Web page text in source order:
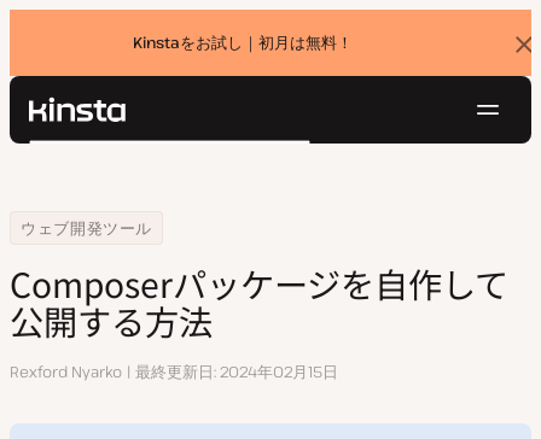
Kinstaをお試し｜初月は無料！
バ
ナ
Kinsta®
ョ
価格設定
お問い合わせ
検
Home
リソースセンター
ウェブ開発ツール
Composerパッケージを自作して公開する方法
Composerパッケージを自作して
公開する方法
執
Rexford Nyarko 最終更新日 2024年02月15日